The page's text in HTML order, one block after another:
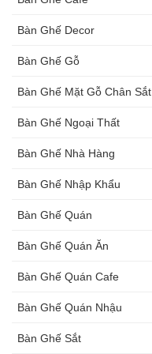
màu đen,
trắng
Bàn Ghế Decor
Bàn Ghế Gỗ
Bàn Ghế Mặt Gỗ Chân Sắt
Bàn Ghế Ngoại Thất
Bàn Ghế Nhà Hàng
Bàn Ghế Nhập Khẩu
Bàn Ghế Quán
Bàn Ghế Quán Ăn
Bàn Ghế Quán Cafe
Bàn Ghế Quán Nhậu
Bàn Ghế Sắt